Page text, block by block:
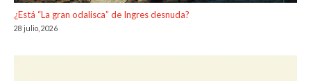
¿Está “La gran odalisca” de Ingres desnuda?
28 julio, 2026